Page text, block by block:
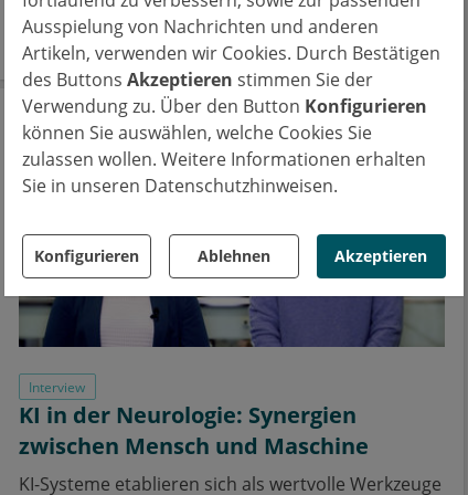
Ausspielung von Nachrichten und anderen
Artikeln, verwenden wir Cookies. Durch Bestätigen
des Buttons Akzeptieren stimmen Sie der
Verwendung zu. Über den Button Konfigurieren
können Sie auswählen, welche Cookies Sie
zulassen wollen. Weitere Informationen erhalten
Sie in unseren Datenschutzhinweisen.
Konfigurieren Ablehnen Akzeptieren
Glukoseregulierung.
23. Okt. 2025
Interview
KI in der Neurologie: Synergien
zwischen Mensch und Maschine
KI-Systeme etablieren sich als wertvolle Werkzeuge